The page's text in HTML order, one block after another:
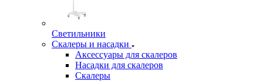
Светильники
Скалеры и насадки
Аксессуары для скалеров
Насадки для скалеров
Скалеры